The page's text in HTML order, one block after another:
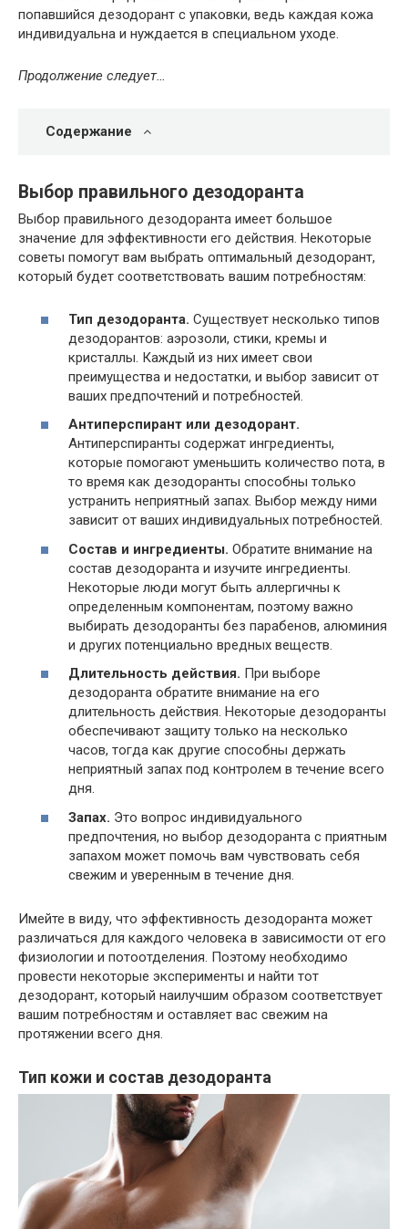
попавшийся дезодорант с упаковки, ведь каждая кожа
индивидуальна и нуждается в специальном уходе.
Продолжение следует…
Содержание
Выбор правильного дезодоранта
Выбор правильного дезодоранта имеет большое
значение для эффективности его действия. Некоторые
советы помогут вам выбрать оптимальный дезодорант,
который будет соответствовать вашим потребностям:
Тип дезодоранта. Существует несколько типов
дезодорантов: аэрозоли, стики, кремы и
кристаллы. Каждый из них имеет свои
преимущества и недостатки, и выбор зависит от
ваших предпочтений и потребностей.
Антиперспирант или дезодорант.
Антиперспиранты содержат ингредиенты,
которые помогают уменьшить количество пота, в
то время как дезодоранты способны только
устранить неприятный запах. Выбор между ними
зависит от ваших индивидуальных потребностей.
Состав и ингредиенты. Обратите внимание на
состав дезодоранта и изучите ингредиенты.
Некоторые люди могут быть аллергичны к
определенным компонентам, поэтому важно
выбирать дезодоранты без парабенов, алюминия
и других потенциально вредных веществ.
Длительность действия. При выборе
дезодоранта обратите внимание на его
длительность действия. Некоторые дезодоранты
обеспечивают защиту только на несколько
часов, тогда как другие способны держать
неприятный запах под контролем в течение всего
дня.
Запах. Это вопрос индивидуального
предпочтения, но выбор дезодоранта с приятным
запахом может помочь вам чувствовать себя
свежим и уверенным в течение дня.
Имейте в виду, что эффективность дезодоранта может
различаться для каждого человека в зависимости от его
физиологии и потоотделения. Поэтому необходимо
провести некоторые эксперименты и найти тот
дезодорант, который наилучшим образом соответствует
вашим потребностям и оставляет вас свежим на
протяжении всего дня.
Тип кожи и состав дезодоранта